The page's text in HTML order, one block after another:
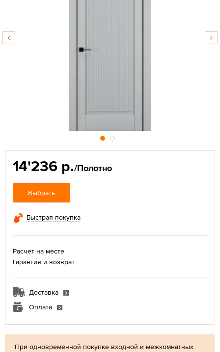
При одновременной покупке входной и межкомнатных
14'236 р./Полотно
Выбрать
Быстрая покупка
Расчет на месте
Гарантия и возврат
Доставка
Оплата